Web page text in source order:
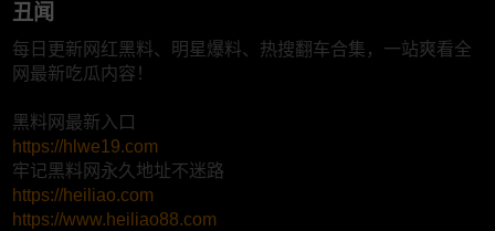
丑闻
每日更新网红黑料、明星爆料、热搜翻车合集，一站爽看全
网最新吃瓜内容！
黑料网最新入口
https://hlwe19.com
牢记黑料网永久地址不迷路
https://heiliao.com
https://www.heiliao88.com